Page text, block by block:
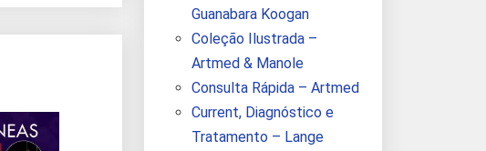
Guanabara Koogan
Coleção Ilustrada –
Artmed & Manole
Consulta Rápida – Artmed
Current, Diagnóstico e
Tratamento – Lange